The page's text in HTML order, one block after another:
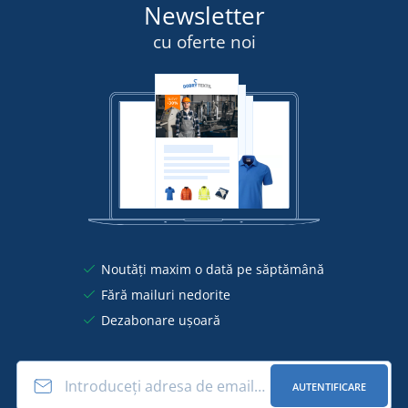
Newsletter
cu oferte noi
Noutăți maxim o dată pe săptămână
Fără mailuri nedorite
Dezabonare ușoară
AUTENTIFICARE